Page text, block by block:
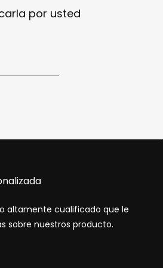
por usted
altamente cualificado que le
sobre nuestros producto.